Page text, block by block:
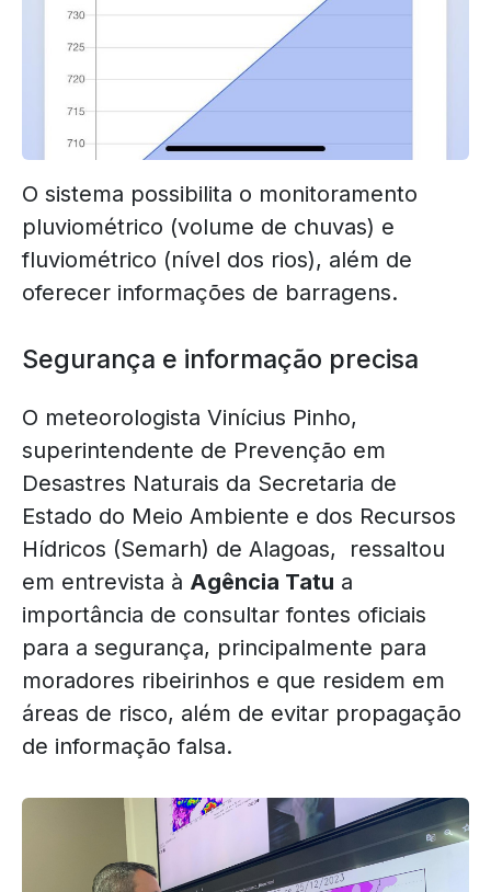
O sistema possibilita o monitoramento
pluviométrico (volume de chuvas) e
fluviométrico (nível dos rios), além de
oferecer informações de barragens.
Segurança e informação precisa
O meteorologista Vinícius Pinho,
superintendente de Prevenção em
Desastres Naturais da Secretaria de
Estado do Meio Ambiente e dos Recursos
Hídricos (Semarh) de Alagoas, ressaltou
em entrevista à Agência Tatu a
importância de consultar fontes oficiais
para a segurança, principalmente para
moradores ribeirinhos e que residem em
áreas de risco, além de evitar propagação
de informação falsa.